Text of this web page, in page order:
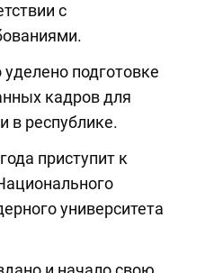
с
подготовке
кадров для
в республике.
приступит к
университета